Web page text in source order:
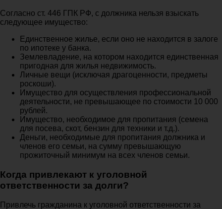
Согласно ст. 446 ГПК РФ, с должника нельзя взыскать
следующее имущество:
Единственное жилье, если оно не находится в залоге
по ипотеке у банка.
Землевладение, на котором находится единственная
пригодная для жилья недвижимость.
Личные вещи (исключая драгоценности, предметы
роскоши).
Имущество для осуществления профессиональной
деятельности, не превышающее по стоимости 10 000
рублей.
Имущество, необходимое для пропитания (семена
для посева, скот, бензин для техники и т.д.).
Деньги, необходимые для пропитания должника и
членов его семьи, на сумму превышающую
прожиточный минимум на всех членов семьи.
Когда привлекают к уголовной
ответственности за долги?
Привлечь гражданина к уголовной ответственности за